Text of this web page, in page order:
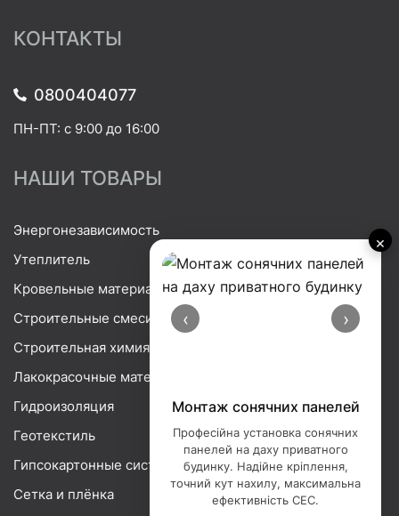
×
‹ ›
Монтаж сонячних панелей
Професійна установка сонячних
панелей на даху приватного
будинку. Надійне кріплення,
точний кут нахилу, максимальна
ефективність СЕС.
КОНТАКТЫ
0800404077
ПН-ПТ: с 9:00 до 16:00
НАШИ ТОВАРЫ
Энергонезависимость
Утеплитель
Кровельные материалы
Строительные смеси
Строительная химия
Лакокрасочные материалы
Гидроизоляция
Геотекстиль
Гипсокартонные системы
Сетка и плёнка